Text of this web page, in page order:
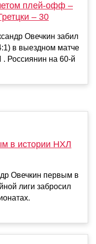
плей-офф –
– 30
Овечкин забил
в выездном матче
Россиянин на 60-й
в истории НХЛ
Овечкин первым в
лиги забросил